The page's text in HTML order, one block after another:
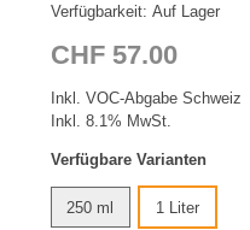
Verfügbarkeit: Auf Lager
CHF 57.00
Inkl. VOC-Abgabe Schweiz
Inkl. 8.1% MwSt.
Verfügbare Varianten
250 ml 1 Liter